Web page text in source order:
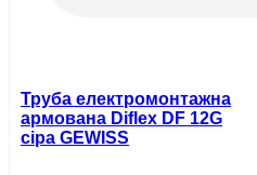
Труба електромонтажна
армована Diflex DF 12G
сіра GEWISS